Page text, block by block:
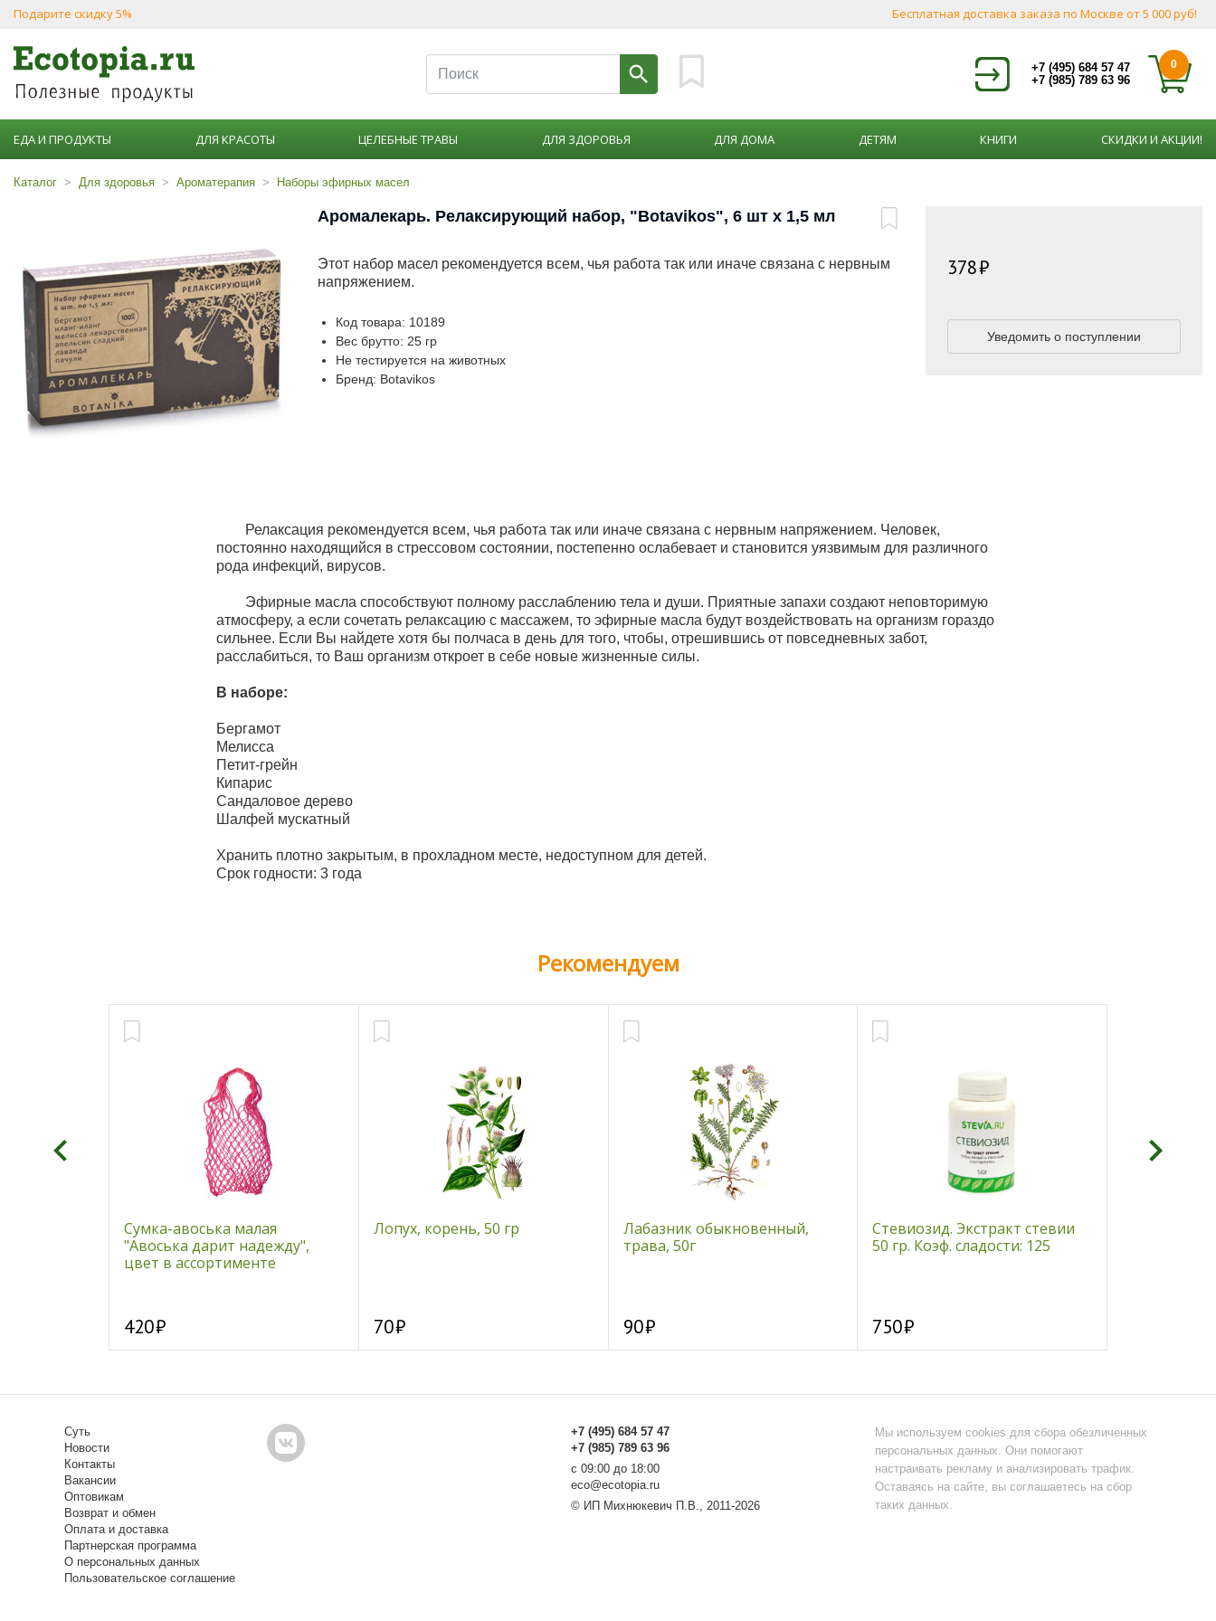
Подарите скидку 5% Бесплатная доставка заказа по Москве от 5 000 руб!
+7 (495) 684 57 47
+7 (985) 789 63 96
0
ЕДА И ПРОДУКТЫ ДЛЯ КРАСОТЫ ЦЕЛЕБНЫЕ ТРАВЫ ДЛЯ ЗДОРОВЬЯ ДЛЯ ДОМА ДЕТЯМ КНИГИ СКИДКИ И АКЦИИ!
Каталог Для здоровья Ароматерапия Наборы эфирных масел
Аромалекарь. Релаксирующий набор, "Botavikos", 6 шт x 1,5 мл
Этот набор масел рекомендуется всем, чья работа так или иначе связана с нервным
напряжением.
Код товара: 10189
Вес брутто: 25 гр
Не тестируется на животных
Бренд: Botavikos
378
Уведомить о поступлении
Релаксация рекомендуется всем, чья работа так или иначе связана с нервным напряжением. Человек,
постоянно находящийся в стрессовом состоянии, постепенно ослабевает и становится уязвимым для различного
рода инфекций, вирусов.
Эфирные масла способствуют полному расслаблению тела и души. Приятные запахи создают неповторимую
атмосферу, а если сочетать релаксацию с массажем, то эфирные масла будут воздействовать на организм гораздо
сильнее. Если Вы найдете хотя бы полчаса в день для того, чтобы, отрешившись от повседневных забот,
расслабиться, то Ваш организм откроет в себе новые жизненные силы.
В наборе:
Бергамот
Мелисса
Петит-грейн
Кипарис
Сандаловое дерево
Шалфей мускатный
Хранить плотно закрытым, в прохладном месте, недоступном для детей.
Срок годности: 3 года
Рекомендуем
Сумка-авоська малая
"Авоська дарит надежду",
цвет в ассортименте
420
Лопух, корень, 50 гр
70
Лабазник обыкновенный,
трава, 50г
90
Стевиозид. Экстракт стевии
50 гр. Коэф. сладости: 125
750
Суть
Новости
Контакты
Вакансии
Оптовикам
Возврат и обмен
Оплата и доставка
Партнерская программа
О персональных данных
Пользовательское соглашение
+7 (495) 684 57 47
+7 (985) 789 63 96
с 09:00 до 18:00
eco@ecotopia.ru
© ИП Михнюкевич П.В., 2011-2026
Мы используем cookies для сбора обезличенных
персональных данных. Они помогают
настраивать рекламу и анализировать трафик.
Оставаясь на сайте, вы соглашаетесь на сбор
таких данных.